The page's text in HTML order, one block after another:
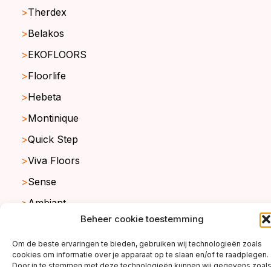
Beheer cookie toestemming
Om de beste ervaringen te bieden, gebruiken wij technologieën zoals
cookies om informatie over je apparaat op te slaan en/of te raadplegen.
Therdex
Belakos
EKOFLOORS
Floorlife
Hebeta
Montinique
Quick Step
Viva Floors
Sense
Ambiant
copyright ©2026